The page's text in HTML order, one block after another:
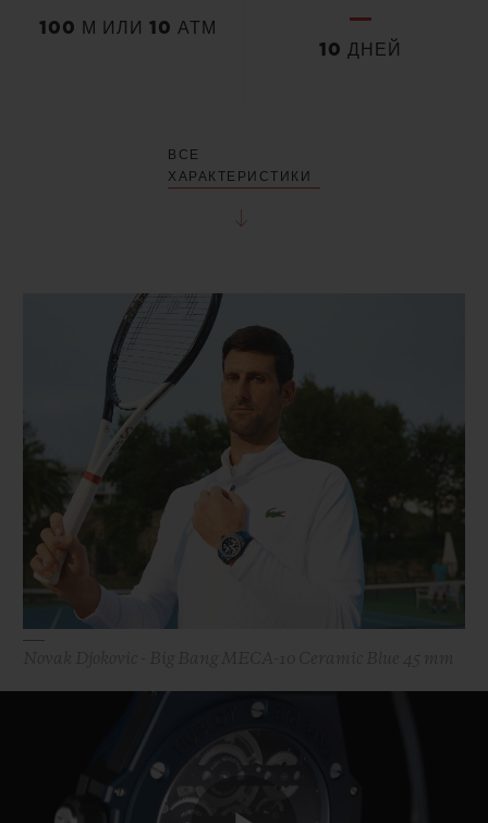
100 М ИЛИ 10 АТМ
10 ДНЕЙ
ВСЕ
ХАРАКТЕРИСТИКИ